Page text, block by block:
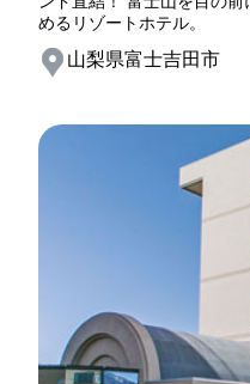
めるリゾートホテル。
山梨県富士吉田市